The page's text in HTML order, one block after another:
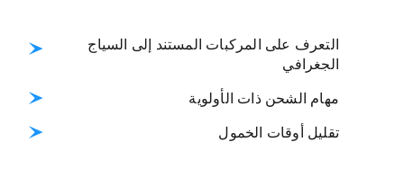
التعرف على المركبات المستند إلى السياج
الجغرافي
مهام الشحن ذات الأولوية
تقليل أوقات الخمول